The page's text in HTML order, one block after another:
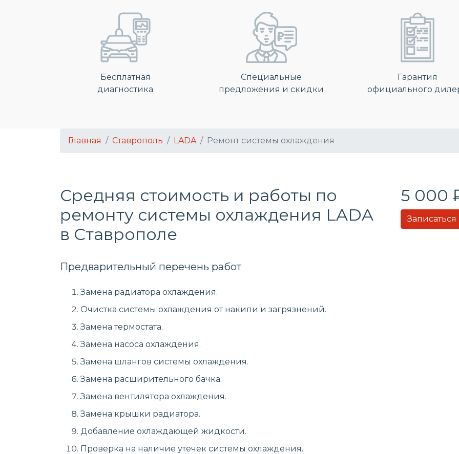
Бесплатная
диагностика
Специальные
предложения и скидки
Гарантия
официального
Главная Ставрополь LADA Ремонт системы охлаждения
Средняя стоимость и работы по
ремонту системы охлаждения LADA
в Ставрополе
5 000
Предварительный перечень работ
Замена радиатора охлаждения.
Очистка системы охлаждения от накипи и загрязнений.
Замена термостата.
Замена насоса охлаждения.
Замена шлангов системы охлаждения.
Замена расширительного бачка.
Замена вентилятора охлаждения.
Замена крышки радиатора.
Добавление охлаждающей жидкости.
Проверка на наличие утечек системы охлаждения.